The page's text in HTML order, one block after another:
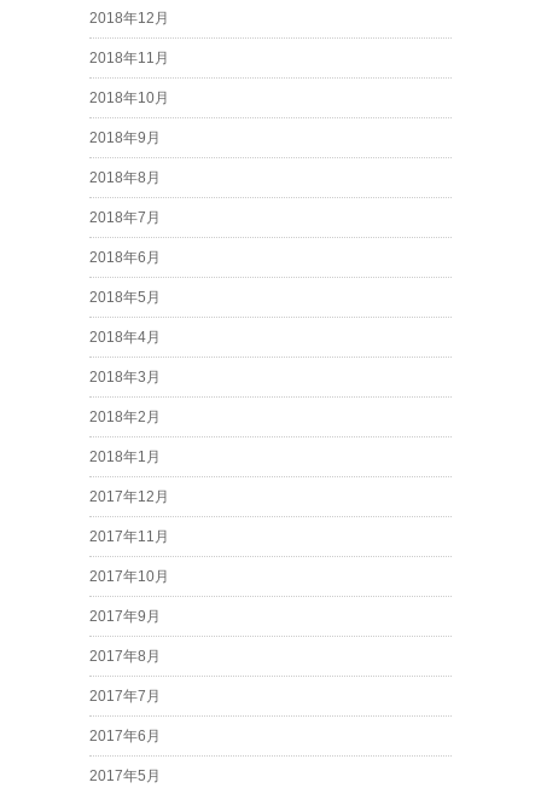
2018年12月
2018年11月
2018年10月
2018年9月
2018年8月
2018年7月
2018年6月
2018年5月
2018年4月
2018年3月
2018年2月
2018年1月
2017年12月
2017年11月
2017年10月
2017年9月
2017年8月
2017年7月
2017年6月
2017年5月